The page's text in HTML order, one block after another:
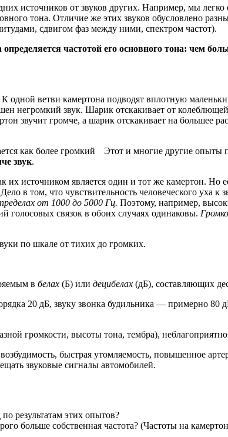
источников от звуков других. Например, мы легко
тона. Отличие же этих звуков обусловлено
сдвигом фаз между ними, спектром частот).
определяется частотой его основного тона: чем
одной ветви камертона подводят вплотную
негромкий звук. Шарик отскакивает от
звучит громче, а шарик отскакивает на большее
Этот и многие другие опыты
звук.
источником является один и тот же камертон. Но
в том, что чувствительность человеческого уха к
от 1000 до 5000 Гц. Поэтому, например,
голосовых связок в обоих случаях одинаковы.
по шкале от тихих до громких.
в белах (Б) или децибелах (дБ), составляющих
20 дБ, звуку звонка будильника — примерно 80
громкости, высоты тона, тембра), неблагоприятно
быстрая утомляемость, повышенное
звуковые сигналы автомобилей.
результатам этих опытов?
больше собственная частота? (Частоты на